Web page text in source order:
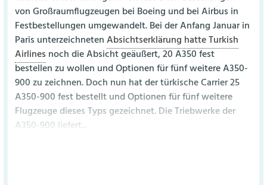
von Großraumflugzeugen bei Boeing und bei Airbus in
Festbestellungen umgewandelt. Bei der Anfang Januar in
Paris unterzeichnetenAbsichtserklärung hatte Turkish
Airlines noch die Absicht geäußert, 20 A350 fest
bestellen zu wollen und Optionen für fünf weitere A350-
900 zu zeichnen. Doch nun hat der türkische Carrier 25
A350-900 fest bestellt und Optionen für fünf weitere
Flugzeuge dieses Typs gezeichnet. Die Triebwerke der
A350-900 liefert...